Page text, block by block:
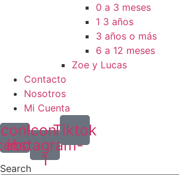
0 a 3 meses
1 3 años
3 años o más
6 a 12 meses
Zoe y Lucas
Contacto
Nosotros
Mi Cuenta
Icon-
instagram-
1
Tiktok
Search